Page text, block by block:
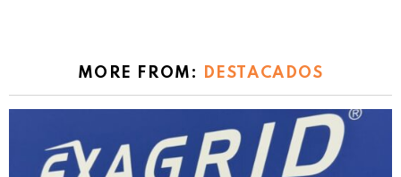
MORE FROM: DESTACADOS